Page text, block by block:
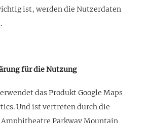
ist, werden die Nutzerdaten
für die Nutzung
das Produkt Google Maps
Und ist vertreten durch die
Amphitheatre Parkway Mountain